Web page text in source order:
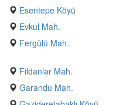
Esentepe Köyü
Evkul Mah.
Fergülü Mah.
Fildanlar Mah.
Garandu Mah.